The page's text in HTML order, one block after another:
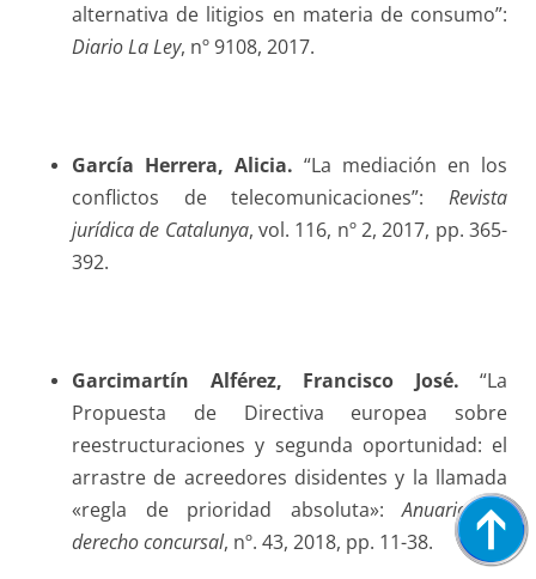
alternativa de litigios en materia de consumo”:
Diario La Ley, nº 9108, 2017.
García Herrera, Alicia. “La mediación en los
conflictos de telecomunicaciones”: Revista
jurídica de Catalunya, vol. 116, nº 2, 2017, pp. 365-
392.
Garcimartín Alférez, Francisco José. “La
Propuesta de Directiva europea sobre
reestructuraciones y segunda oportunidad: el
arrastre de acreedores disidentes y la llamada
«regla de prioridad absoluta»:Anuario de
derecho concursal, nº. 43, 2018, pp. 11-38.